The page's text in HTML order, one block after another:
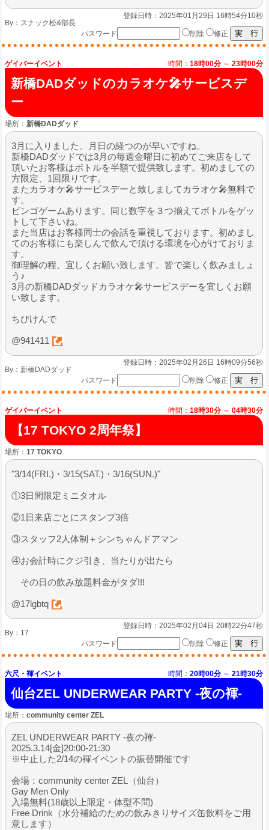
登録日時：2025年01月29日 16時54分10秒
By： スナック松&部長
パスワード
削除 修正
ゲイバーイベント 時間： 18時00分 ～ 23時00分
新橋DADダッドのカラオケ🎤サービスデ
ー
場所： 新橋DADダッド
3月に入りました。月日の経つのが早いですね。
新橋DADダッドでは3月の毎週金曜日に初めてご来店をして
頂いたお客様はボトルを半額で提供致します。初めましての
方限定、1回限りです。
またカラオケ🎤サービスデーと致しましてカラオケ🎤無料で
す。
ビンゴゲームあります。同じ数字を３つ揃えてボトルをゲッ
トして下さいね。
また当店はお客様同士の会話を重視しております。初めまし
てのお客様にも楽しんで飲んで頂ける環境を心がけておりま
す。
御理解の程、宜しくお願い致します。皆で楽しく飲みましょ
う♪
3月の新橋DADダッドカラオケ🎤サービスデーを宜しくお願
い致します。
ちびけんで
@941411
登録日時：2025年02月26日 16時09分56秒
By： 新橋DADダッド
パスワード
削除 修正
ゲイバーイベント 時間： 18時30分 ～ 04時30分
【17 TOKYO 2周年祭】
場所： 17 TOKYO
"3/14(FRI.)・3/15(SAT.)・3/16(SUN.)"
①3日間限定ミニタオル
②1日来店ごとにスタンプ3倍
③スタッフ2人体制＋シンちゃんドアマン
④お会計時にクジ引き、当たりが出たら
その日の飲み放題料金がタダ!!!
@17lgbtq
登録日時：2025年02月04日 20時22分47秒
By： 17
パスワード
削除 修正
六尺・褌イベント 時間： 20時00分 ～ 21時30分
仙台ZEL UNDERWEAR PARTY -夜の褌-
場所： community center ZEL
ZEL UNDERWEAR PARTY -夜の褌-
2025.3.14[金]20:00-21:30
※中止した2/14の褌イベントの振替開催です
会場：community center ZEL（仙台）
Gay Men Only
入場無料(18歳以上限定・体型不問)
Free Drink（水分補給のための飲みきりサイズ缶飲料をご用
意します）